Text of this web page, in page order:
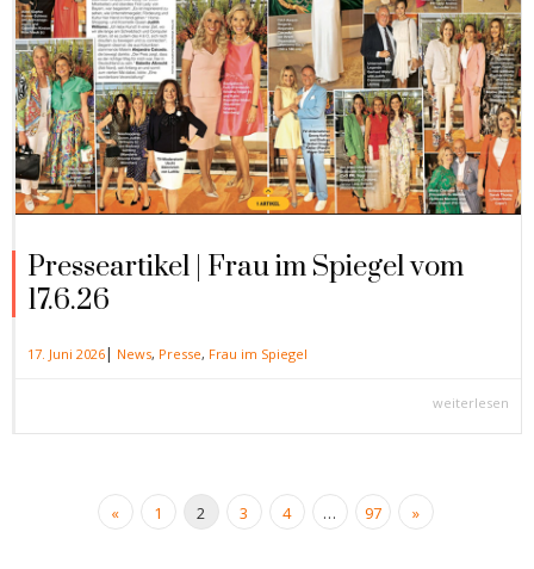
Presseartikel | Frau im Spiegel vom
17.6.26
17. Juni 2026| News, Presse, Frau im Spiegel
weiterlesen
« 1 2 3 4 … 97 »